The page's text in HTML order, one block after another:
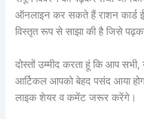
ऑनलाइन कर सकते हैं राशन कार्ड ई
विस्तृत रूप से साझा की है जिसे
दोस्तों उम्मीद करता हूं कि आप
आर्टिकल आपको बेहद पसंद आया
लाइक शेयर व कमेंट जरूर करेंगे।